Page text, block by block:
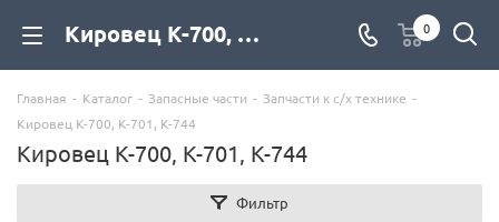
Кировец К-700, К-701, К-744 #VS_VGORODE# купить со склада с доставкой по цене официального дилера - компания Дизель Экспорт 0
Главная - Каталог - Запасные части - Запчасти к с/х технике -
Кировец К-700, К-701, К-744
Кировец К-700, К-701, К-744
Фильтр